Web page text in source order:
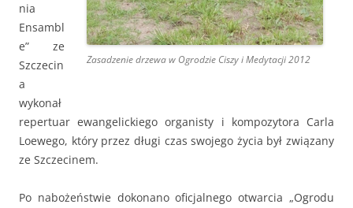
Zasadzenie drzewa w Ogrodzie Ciszy i Medytacji 2012
nia
Ensambl
e” ze
Szczecin
a
wykonał
repertuar ewangelickiego organisty i kompozytora Carla
Loewego, który przez długi czas swojego życia był związany
ze Szczecinem.
Po nabożeństwie dokonano oficjalnego otwarcia „Ogrodu